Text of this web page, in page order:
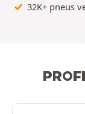
32K+ pneus